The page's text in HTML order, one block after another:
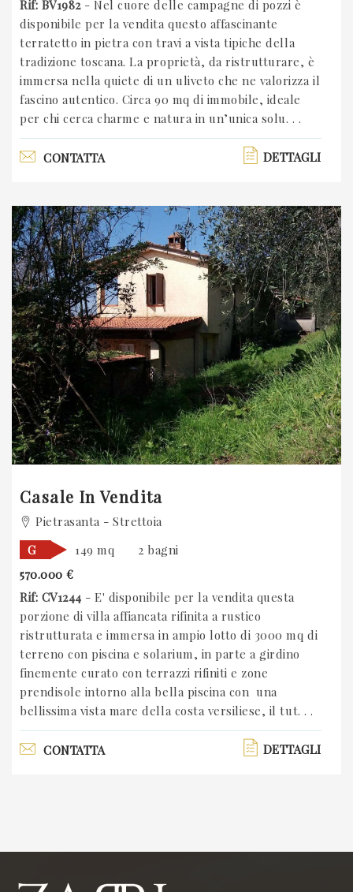
Rif: BV1982- Nel cuore delle campagne di pozzi è
disponibile per la vendita questo affascinante
terratetto in pietra con travi a vista tipiche della
tradizione toscana. La proprietà, da ristrutturare, è
immersa nella quiete di un uliveto che ne valorizza il
fascino autentico. Circa 90 mq di immobile, ideale
per chi cerca charme e natura in un’unica solu. . .
CONTATTA DETTAGLI
Casale In Vendita
Pietrasanta - Strettoia
G
149 mq
2 bagni
570.000 €
Rif: CV1244 - E' disponibile per la vendita questa
porzione di villa affiancata rifinita a rustico
ristrutturata e immersa in ampio lotto di 3000 mq di
terreno con piscina e solarium, in parte a girdino
finemente curato con terrazzi rifiniti e zone
prendisole intorno alla bella piscina con una
bellissima vista mare della costa versiliese, il tut. . .
CONTATTA DETTAGLI